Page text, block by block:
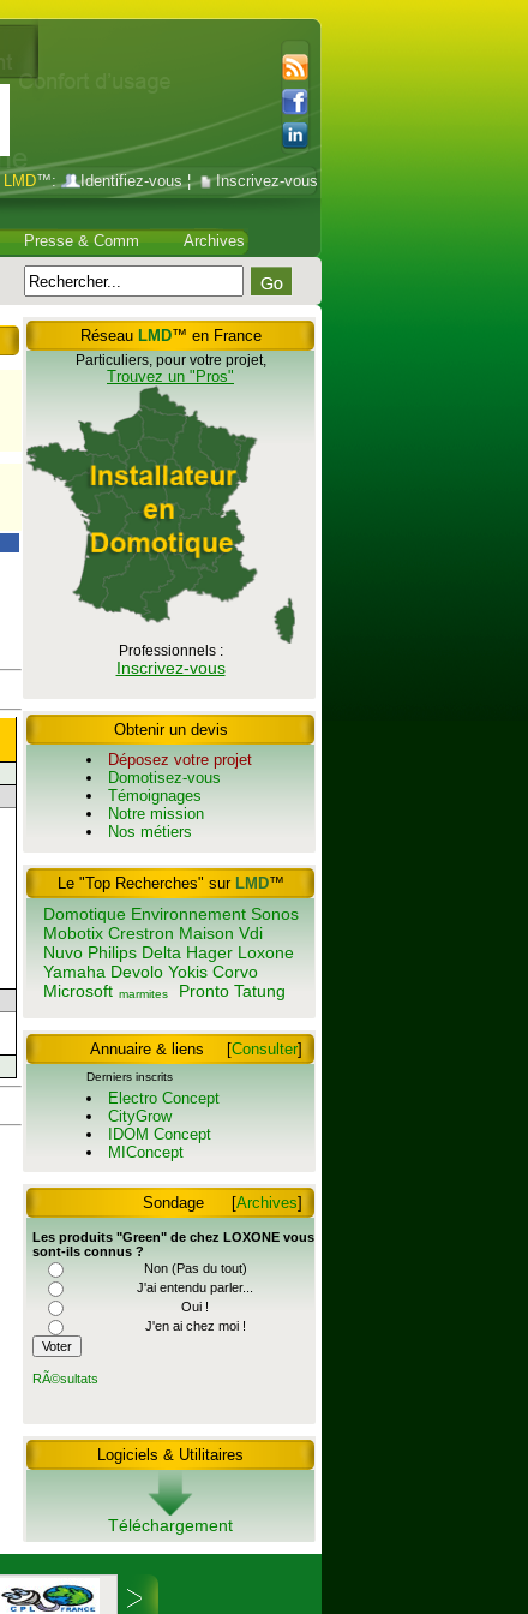
LMD™: Identifiez-vous¦ Inscrivez-vous
Presse & Comm Archives
Réseau LMD™ en France
Particuliers, pour votre projet,
Trouvez un "Pros"
Professionnels :
Inscrivez-vous
Obtenir un devis
Déposez votre projet
Domotisez-vous
Témoignages
Notre mission
Nos métiers
Le "Top Recherches" sur LMD™
Domotique Environnement Sonos
Mobotix Crestron Maison Vdi
Nuvo Philips Delta Hager Loxone
Yamaha Devolo Yokis Corvo
Microsoft marmites Pronto Tatung
Annuaire & liens [Consulter]
Derniers inscrits
Electro Concept
CityGrow
IDOM Concept
MIConcept
Sondage [Archives]
Les produits "Green" de chez LOXONE vous
sont-ils connus ?
Non (Pas du tout)
J'ai entendu parler...
Oui !
J'en ai chez moi !
RÃ©sultats
Logiciels & Utilitaires
Téléchargement